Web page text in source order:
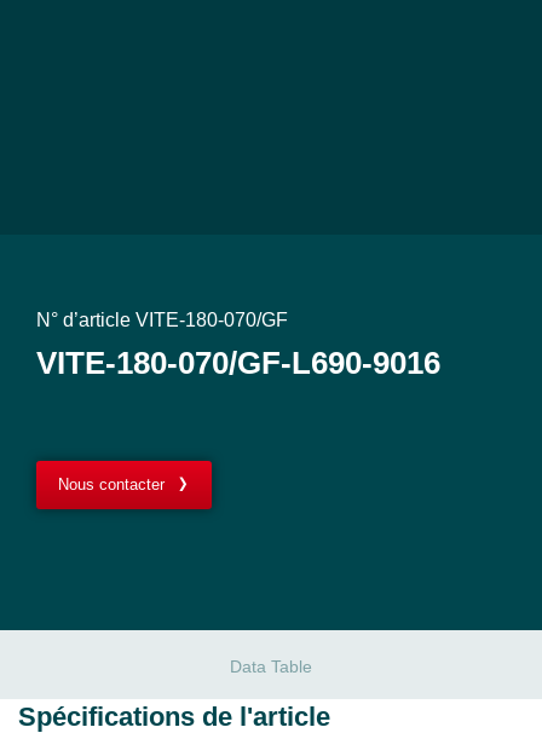
N° d’article VITE-180-070/GF
VITE-180-070/GF-L690-9016
Nous contacter
Data Table
Spécifications de l'article